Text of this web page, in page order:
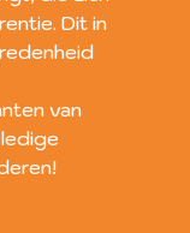
Dit in
van